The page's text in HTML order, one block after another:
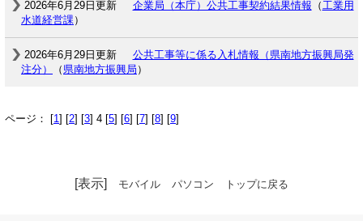
2026年6月29日更新 企業局（本庁）公共工事契約結果情報 （工業用
水道経営課）
2026年6月29日更新
公共工事等に係る入札情報（県南地方振興局発
注分）
（ 県南地方振興局 ）
ページ： [1] [2] [3] 4 [5] [6] [7] [8] [9]
[表示] モバイル パソコン トップに戻る